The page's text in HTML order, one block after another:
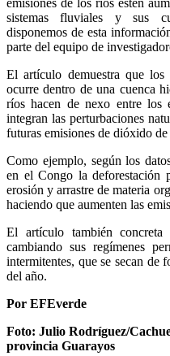
sistemas fluviales y sus
disponemos de esta
parte del equipo de
El artículo demuestra que
ocurre dentro de una cuenca
ríos hacen de nexo entre los
integran las perturbaciones
futuras emisiones de dióxido
Como ejemplo, según los
en el Congo la deforestación
erosión y arrastre de materia
haciendo que aumenten las
El artículo también
cambiando sus regímenes
intermitentes, que se secan de
del año.
Por EFEverde
Foto: Julio Rodríguez/
provincia Guarayos